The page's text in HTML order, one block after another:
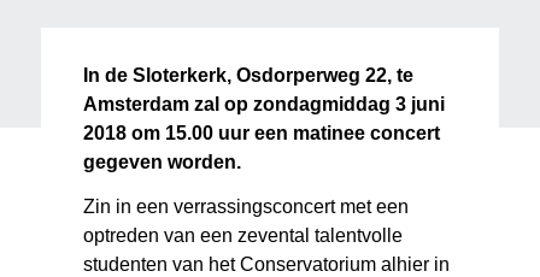
In de Sloterkerk, Osdorperweg 22, te
Amsterdam zal op zondagmiddag 3 juni
2018 om 15.00 uur een matinee concert
gegeven worden.
Zin in een verrassingsconcert met een
optreden van een zevental talentvolle
studenten van het Conservatorium alhier in